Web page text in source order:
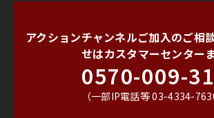
アクションチャンネルご加入のご相
せはカスタマーセンター
0570-009-
（一部IP電話等 03-4334-